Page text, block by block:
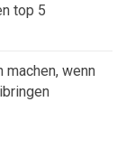
top 5
machen, wenn